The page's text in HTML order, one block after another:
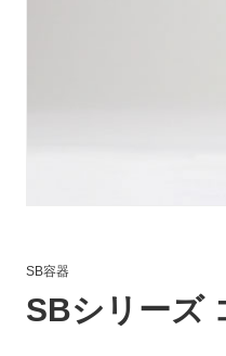
SB容器
SBシリーズ